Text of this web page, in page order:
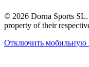
© 2026 Dorna Sports
property of their
Отключить мобильную